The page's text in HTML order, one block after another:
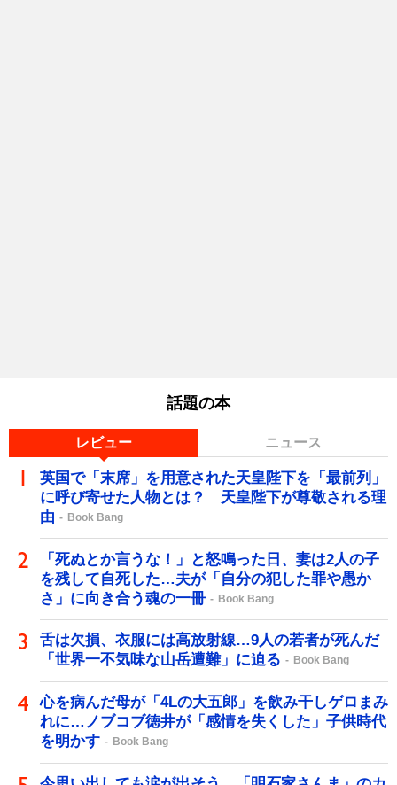
話題の本
レビュー ニュース
英国で「末席」を用意された天皇陛下を「最前列」
に呼び寄せた人物とは？ 天皇陛下が尊敬される理
由
Book Bang
「死ぬとか言うな！」と怒鳴った日、妻は2人の子
を残して自死した…夫が「自分の犯した罪や愚か
さ」に向き合う魂の一冊
Book Bang
舌は欠損、衣服には高放射線…9人の若者が死んだ
「世界一不気味な山岳遭難」に迫る
Book Bang
心を病んだ母が「4Lの大五郎」を飲み干しゲロまみ
れに…ノブコブ徳井が「感情を失くした」子供時代
を明かす
Book Bang